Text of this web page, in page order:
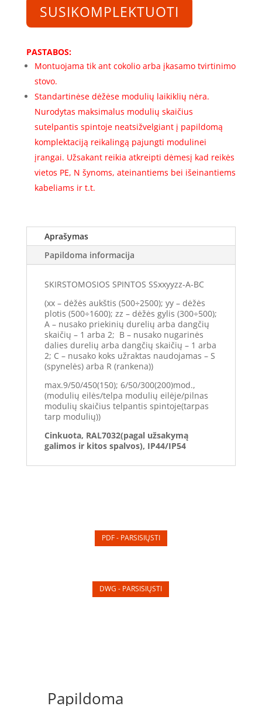
rėmas
SS141040-
1R-
(1400x1000x400)
(200
mod.)
SUSIKOMPLEKTUOTI
PASTABOS:
Montuojama tik ant cokolio arba įkasamo tvirtinimo
stovo.
Standartinėse dėžėse modulių laikiklių nėra.
Nurodytas maksimalus modulių skaičius
sutelpantis spintoje neatsižvelgiant į papildomą
komplektaciją reikalingą pajungti modulinei
įrangai. Užsakant reikia atkreipti dėmesį kad reikės
vietos PE, N šynoms, ateinantiems bei išeinantiems
kabeliams ir t.t.
Aprašymas
Papildoma informacija
SKIRSTOMOSIOS SPINTOS SSxxyyzz-A-BC
(xx – dėžės aukštis (500÷2500); yy – dėžės
plotis (500÷1600); zz – dėžės gylis (300÷500);
A – nusako priekinių durelių arba dangčių
skaičių – 1 arba 2; B – nusako nugarinės
dalies durelių arba dangčių skaičių – 1 arba
2; C – nusako koks užraktas naudojamas – S
(spynelės) arba R (rankena))
max.9/50/450(150); 6/50/300(200)mod.,
(modulių eilės/telpa modulių eilėje/pilnas
modulių skaičius telpantis spintoje(tarpas
tarp modulių))
Cinkuota, RAL7032(pagal užsakymą
galimos ir kitos spalvos), IP44/IP54
PDF - PARSISIŲSTI
DWG - PARSISIŲSTI
Papildoma